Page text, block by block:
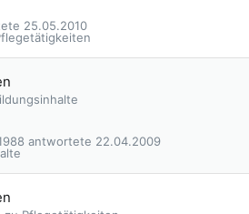
25.05.2010
22.04.2009